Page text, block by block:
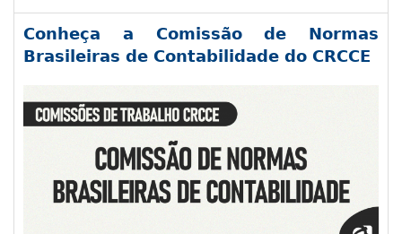
Conheça a Comissão de Normas
Brasileiras de Contabilidade do CRCCE